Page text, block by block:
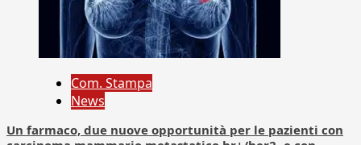
Com. Stampa
News
Un farmaco, due nuove opportunità per le pazienti con